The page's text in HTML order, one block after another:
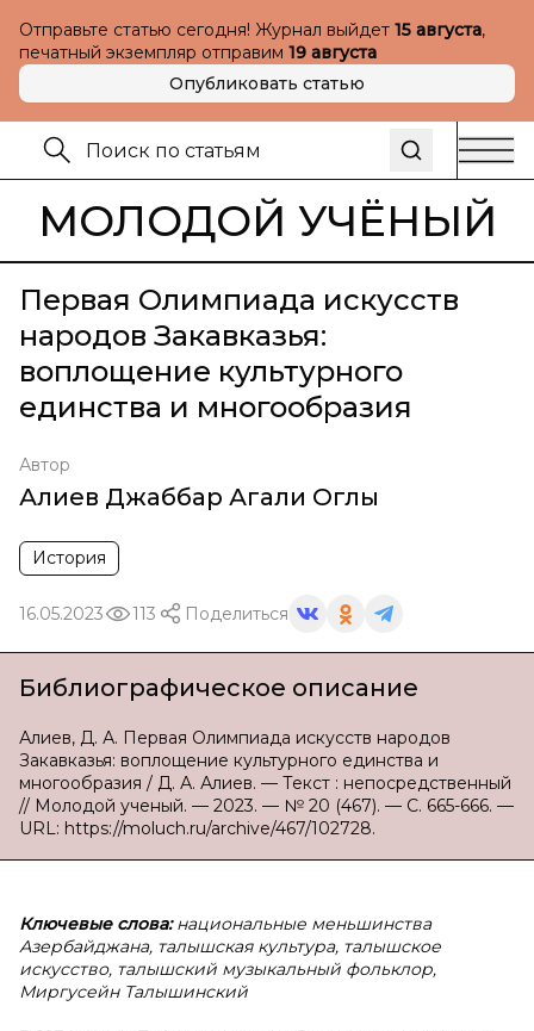
Отправьте статью сегодня! Журнал выйдет 15 августа,
печатный экземпляр отправим 19 августа
Опубликовать статью
МОЛОДОЙ УЧЁНЫЙ
Первая Олимпиада искусств
народов Закавказья:
воплощение культурного
единства и многообразия
Автор
Алиев Джаббар Агали Оглы
История
16.05.2023 113 Поделиться
Библиографическое описание
Алиев, Д. А. Первая Олимпиада искусств народов
Закавказья: воплощение культурного единства и
многообразия / Д. А. Алиев. — Текст : непосредственный
// Молодой ученый. — 2023. — № 20 (467). — С. 665-666. —
URL: https://moluch.ru/archive/467/102728.
Ключевые слова:национальные меньшинства
Азербайджана, талышская культура, талышское
искусство, талышский музыкальный фольклор,
Миргусейн Талышинский